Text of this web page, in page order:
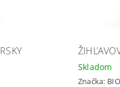
Skladom
Značka: